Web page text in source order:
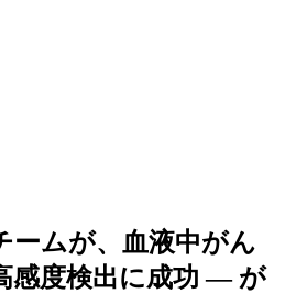
ームが、血液中がん
感度検出に成功 — が